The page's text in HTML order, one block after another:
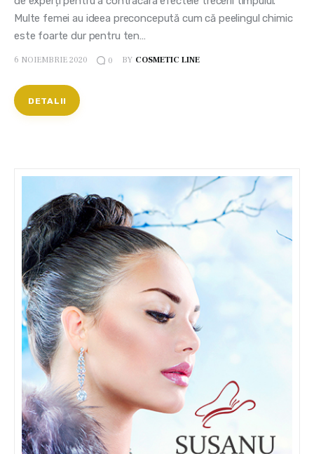
Multe femei au ideea preconcepută cum că peelingul chimic
este foarte dur pentru ten…
6 NOIEMBRIE 2020 0 BY COSMETIC LINE
DETALII